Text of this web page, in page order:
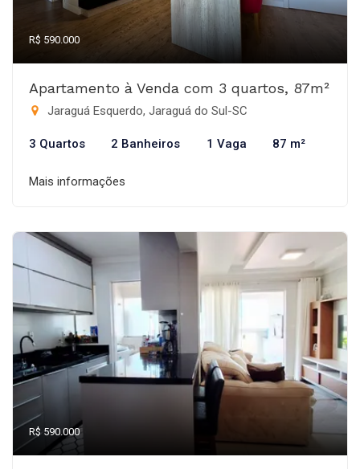
R$ 590.000
Apartamento à Venda com 3 quartos, 87m²
Jaraguá Esquerdo, Jaraguá do Sul-SC
3 Quartos 2 Banheiros 1 Vaga 87 m²
Mais informações
R$ 590.000